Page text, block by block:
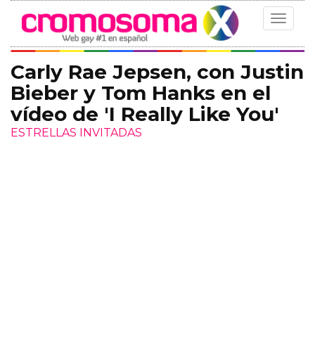
Toggle
Carly Rae Jepsen, con Justin
Bieber y Tom Hanks en el
vídeo de 'I Really Like You'
ESTRELLAS INVITADAS